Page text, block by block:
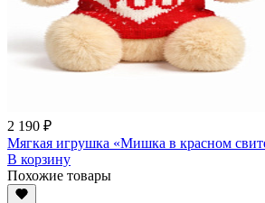
2 190 ₽
Мягкая игрушка «Мишка в красном
В корзину
Похожие товары